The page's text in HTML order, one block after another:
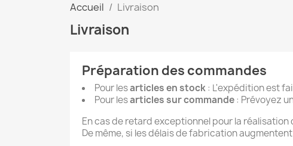
Accueil Livraison
Livraison
Préparation des commandes
Pour lesarticles en stock: L'expédition est
Pour lesarticles sur commande: Prévoyez
En cas de retard exceptionnel pour la
De même, si les délais de fabrication